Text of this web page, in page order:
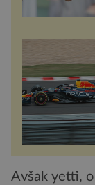
Avšak yetti,